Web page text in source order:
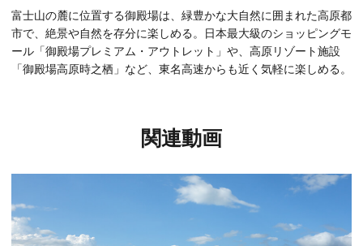
富士山の麓に位置する御殿場は、緑豊かな大自然に囲まれた高原都
市で、絶景や自然を存分に楽しめる。日本最大級のショッピングモ
ール「御殿場プレミアム・アウトレット」や、高原リゾート施設
「御殿場高原時之栖」など、東名高速からも近く気軽に楽しめる。
関連動画